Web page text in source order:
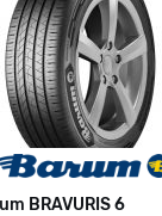
BRAVURIS 6